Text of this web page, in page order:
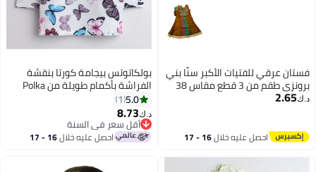
فستان عرقي للفتيات الأكبر سنًا بني
برونزي طقم من 3 قطع مقاس 38
د.ك‏2.65
احصل عليه خلال 16 - 17
7
بولكاتوتس بيجامة كورتا بنقشة
الفراشة بأكمام طويلة من Polka
Tots - بيضاء5.0
1
د.ك‏8.73
أقل سعر في السنة
أقل سعر في السنة
احصل عليه خلال 16 - 17